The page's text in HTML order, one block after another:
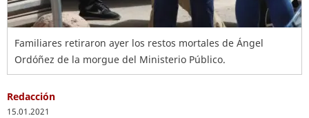
Familiares retiraron ayer los restos mortales de Ángel
Ordóñez de la morgue del Ministerio Público.
Redacción
15.01.2021